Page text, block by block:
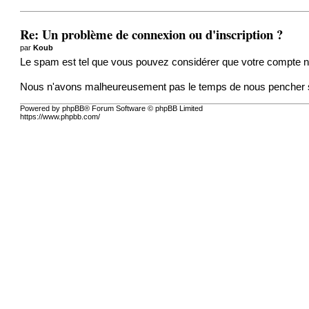
Re: Un problème de connexion ou d'inscription ?
parKoub
Le spam est tel que vous pouvez considérer que votre
Nous n'avons malheureusement pas le temps de nous
Powered by phpBB® Forum Software © phpBB Limited
https://www.phpbb.com/